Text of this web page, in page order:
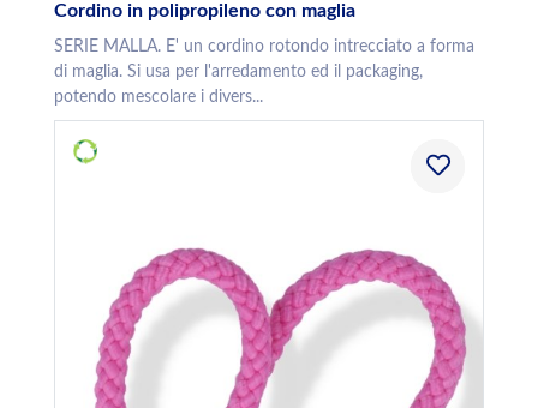
Cordino in polipropileno con maglia
SERIE MALLA. E' un cordino rotondo intrecciato a forma
di maglia. Si usa per l'arredamento ed il packaging,
potendo mescolare i divers...